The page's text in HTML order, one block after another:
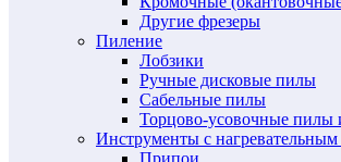
Другие фрезеры
Пиление
Лобзики
Ручные дисковые пилы
Сабельные пилы
Торцово-усовочные пилы
Инструменты с
Припои